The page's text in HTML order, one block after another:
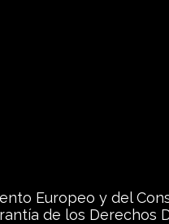
Europeo y del
de los Derechos